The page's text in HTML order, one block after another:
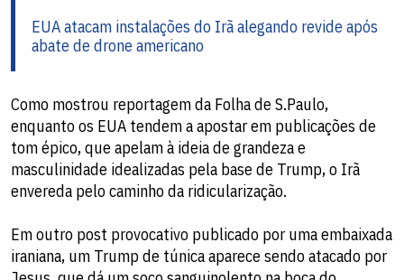
EUA atacam instalações do Irã alegando revide após
abate de drone americano
Como mostrou reportagem da Folha de S.Paulo,
enquanto os EUA tendem a apostar em publicações de
tom épico, que apelam à ideia de grandeza e
masculinidade idealizadas pela base de Trump, o Irã
envereda pelo caminho da ridicularização.
Em outro post provocativo publicado por uma embaixada
iraniana, um Trump de túnica aparece sendo atacado por